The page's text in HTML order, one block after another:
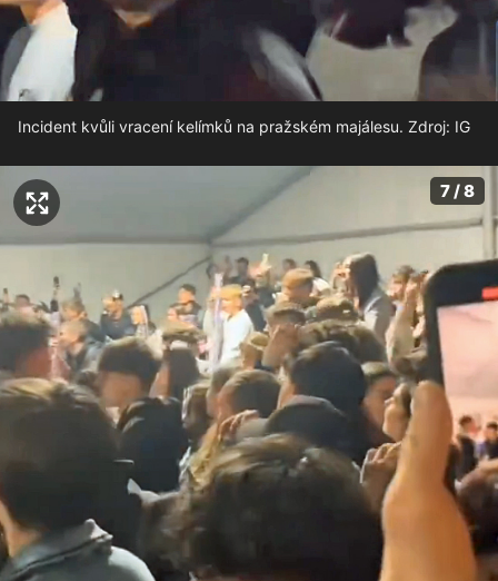
Incident kvůli vracení kelímků na pražském majálesu. Zdroj: IG
7 / 8